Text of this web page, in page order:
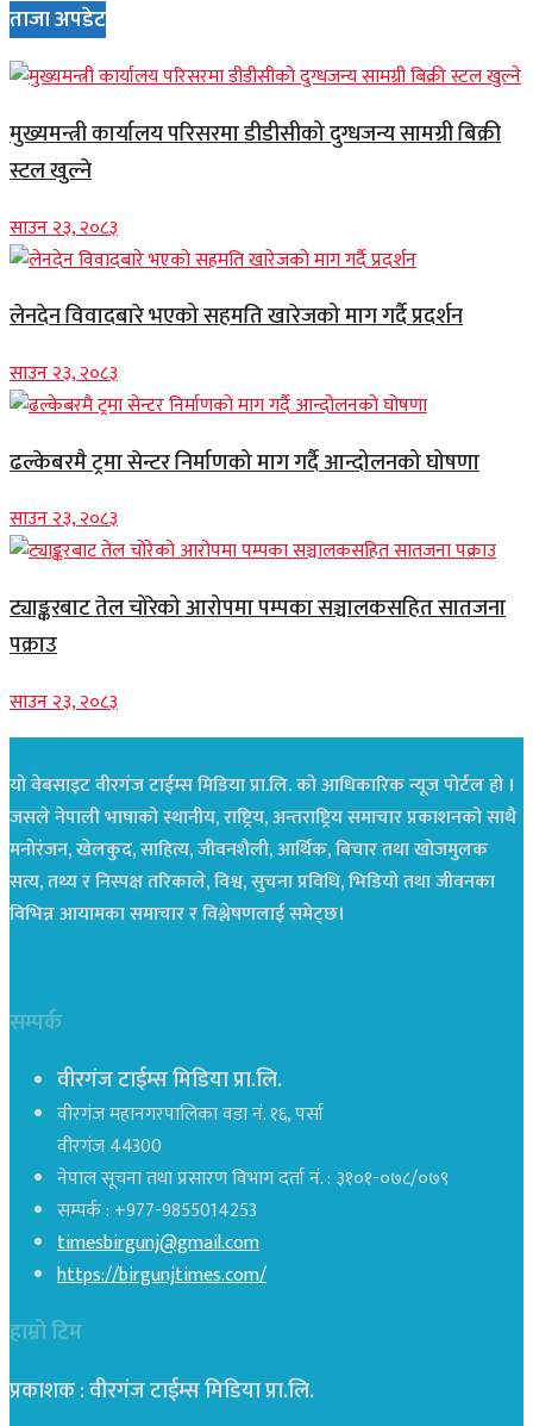
ताजा अपडेट
मुख्यमन्त्री कार्यालय परिसरमा डीडीसीको दुग्धजन्य सामग्री बिक्री
स्टल खुल्ने
साउन २३, २०८३
लेनदेन विवादबारे भएको सहमति खारेजको माग गर्दै प्रदर्शन
साउन २३, २०८३
ढल्केबरमै ट्रमा सेन्टर निर्माणको माग गर्दै आन्दोलनको घोषणा
साउन २३, २०८३
ट्याङ्करबाट तेल चोरेको आरोपमा पम्पका सञ्चालकसहित सातजना
पक्राउ
साउन २३, २०८३
यो वेबसाइट वीरगंज टाईम्स मिडिया प्रा.लि. को आधिकारिक न्यूज पोर्टल हो ।
जसले नेपाली भाषाको स्थानीय, राष्ट्रिय, अन्तराष्ट्रिय समाचार प्रकाशनको साथै
मनोरंजन, खेलकुद, साहित्य, जीवनशैली, आर्थिक, बिचार तथा खोजमुलक
सत्य, तथ्य र निस्पक्ष तरिकाले, विश्व, सुचना प्रविधि, भिडियो तथा जीवनका
विभिन्न आयामका समाचार र विश्लेषणलाई समेट्छ।
सम्पर्क
वीरगंज टाईम्स मिडिया प्रा.लि.
वीरगंज महानगरपालिका वडा नं. १६, पर्सा
वीरगंज 44300
नेपाल सूचना तथा प्रसारण विभाग दर्ता नं. : ३१०१-०७८/०७९
सम्पर्क : +977-9855014253
timesbirgunj@gmail.com
https://birgunjtimes.com/
हाम्रो टिम
प्रकाशक : वीरगंज टाईम्स मिडिया प्रा‍.लि.